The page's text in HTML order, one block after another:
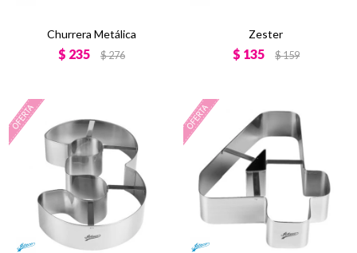
Churrera Metálica
$ 235 $276
Zester
$ 135 $159